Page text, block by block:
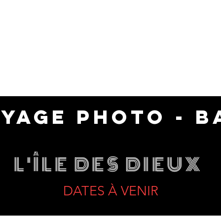
PHOTO -
L'ÎLE DES DIEUX
DATES À VENIR